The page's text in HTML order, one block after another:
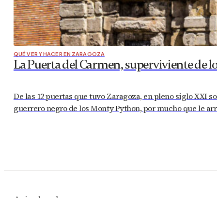
QUÉ VER Y HACER EN ZARAGOZA
La Puerta del Carmen, superviviente de
De las 12 puertas que tuvo Zaragoza, en pleno siglo XXI
guerrero negro de los Monty Python, por mucho que le